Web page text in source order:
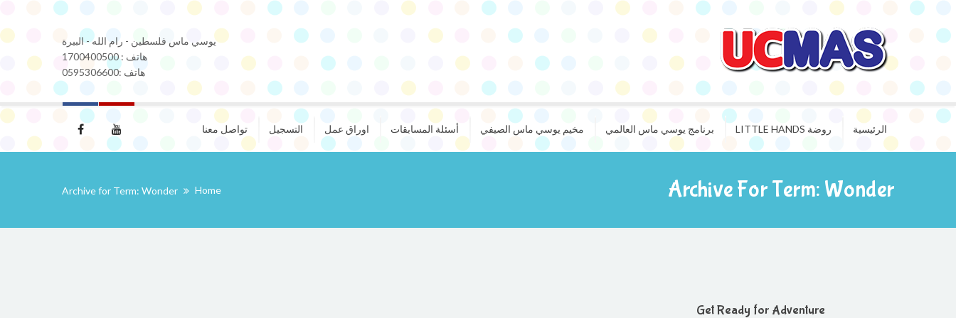
يوسي ماس فلسطين - رام الله - البيرة
هاتف : 1700400500
هاتف :0595306600
الرئيسية روضة LITTLE HANDS برنامج يوسي ماس العالمي مخيم يوسي ماس الصيفي أسئلة المسابقات اوراق عمل التسجيل تواصل معنا
Archive For Term: Wonder
Home
Archive for Term: Wonder
Get Ready for Adventure